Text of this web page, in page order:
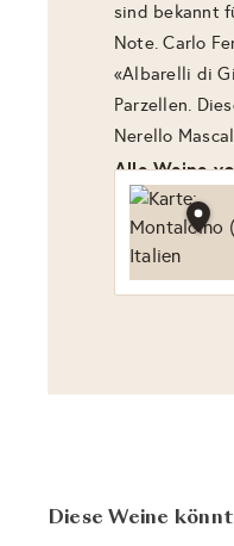
sind bekannt
Note. Carlo
«Albarelli di
Parzellen.
Nerello
Alle Weine
Diese Weine